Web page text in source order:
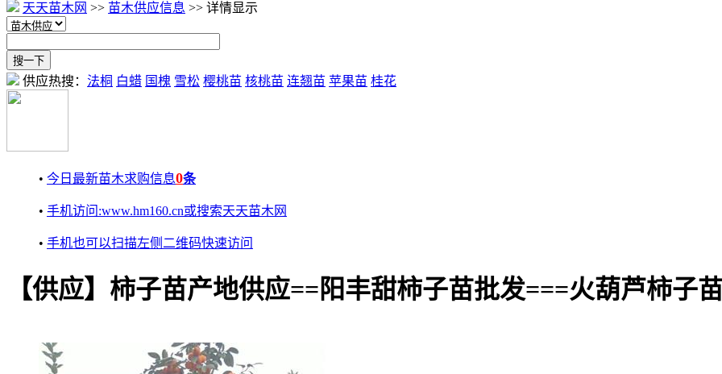
天天苗木网 >> 苗木供应信息 >> 详情显示
供应热搜： 法桐 白蜡 国槐 雪松 樱桃苗 核桃苗 连翘苗 苹果苗 桂花
• 今日最新苗木求购信息0条
• 手机访问:www.hm160.cn或搜索天天苗木网
• 手机也可以扫描左侧二维码快速访问
【供应】柿子苗产地供应==阳丰甜柿子苗批发===火葫芦柿子